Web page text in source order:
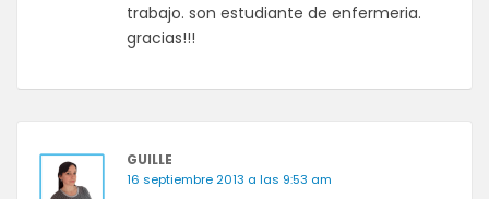
trabajo. son estudiante de enfermeria.
gracias!!!
GUILLE
16 septiembre 2013 a las 9:53 am